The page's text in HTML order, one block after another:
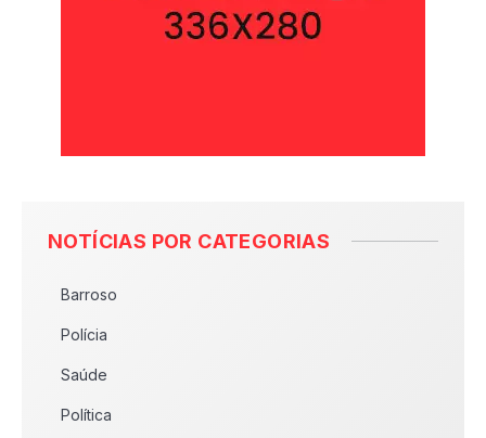
NOTÍCIAS POR CATEGORIAS
Barroso
Polícia
Saúde
Política